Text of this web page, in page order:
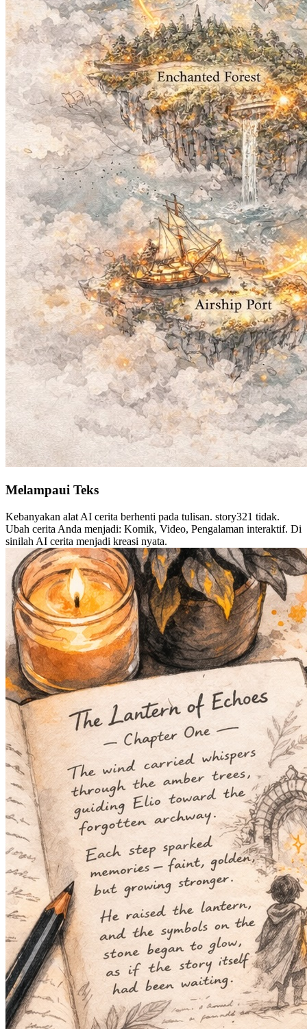
Melampaui Teks
Kebanyakan alat AI cerita berhenti pada tulisan. story321 tidak.
Ubah cerita Anda menjadi: Komik, Video, Pengalaman interaktif. Di
sinilah AI cerita menjadi kreasi nyata.